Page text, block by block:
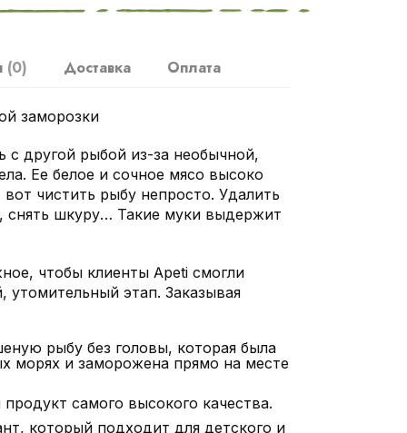
(0) Доставка Оплата
заморозки
с другой рыбой из-за необычной,
Ее белое и сочное мясо высоко
чистить рыбу непросто. Удалить
снять шкуру… Такие муки выдержит
чтобы клиенты Apeti смогли
утомительный этап. Заказывая
рыбу без головы, которая была
морях и заморожена прямо на месте
самого высокого качества.
который подходит для детского и